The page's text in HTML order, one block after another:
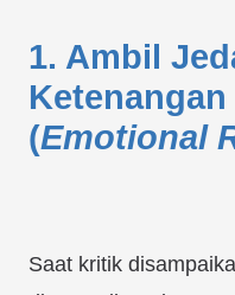
1. Ambil
(Emotional
Saat kritik